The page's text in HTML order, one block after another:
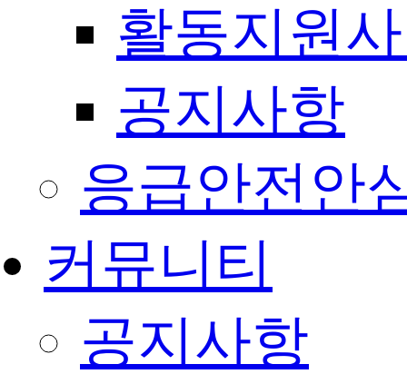
활동지원
공지사항
응급안전안
커뮤니티
공지사항